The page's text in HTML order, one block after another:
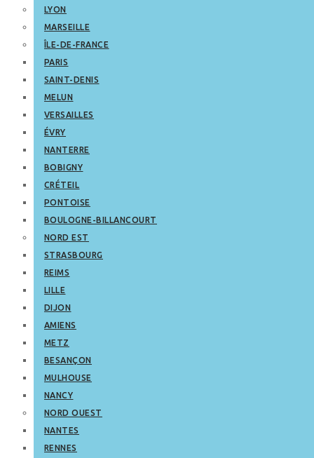
LYON
MARSEILLE
ÎLE-DE-FRANCE
PARIS
SAINT-DENIS
MELUN
VERSAILLES
ÉVRY
NANTERRE
BOBIGNY
CRÉTEIL
PONTOISE
BOULOGNE-BILLANCOURT
NORD EST
STRASBOURG
REIMS
LILLE
DIJON
AMIENS
METZ
BESANÇON
MULHOUSE
NANCY
NORD OUEST
NANTES
RENNES